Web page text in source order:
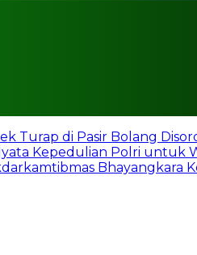
Turap di Pasir Bolang
Kepedulian Polri untuk
Bhayangkara